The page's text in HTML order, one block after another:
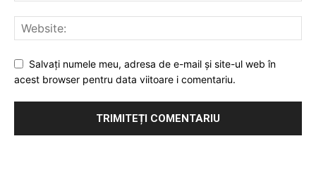
Salvați numele meu, adresa de e-mail și site-ul web în
acest browser pentru data viitoare i comentariu.